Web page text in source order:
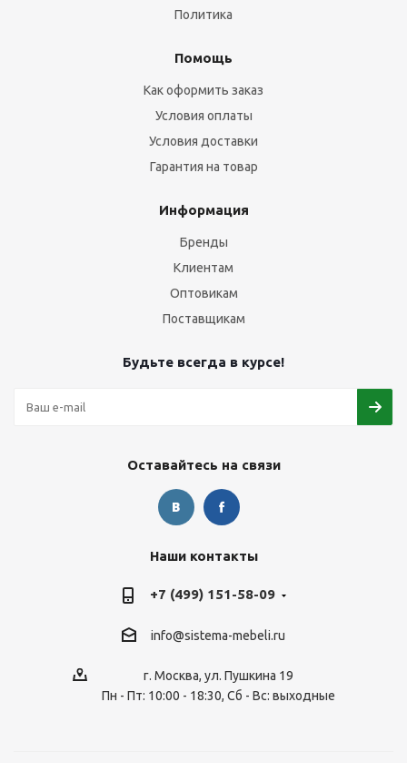
Политика
Помощь
Как оформить заказ
Условия оплаты
Условия доставки
Гарантия на товар
Информация
Бренды
Клиентам
Оптовикам
Поставщикам
Будьте всегда в курсе!
Оставайтесь на связи
Наши контакты
+7 (499) 151-58-09
info@sistema-mebeli.ru
г. Москва, ул. Пушкина 19
Пн - Пт: 10:00 - 18:30, Сб - Вс: выходные